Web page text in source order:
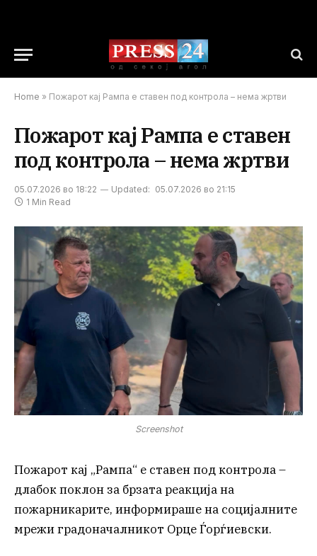
Home » Пожарот кај Рампа е ставен под контрола – нема жртви
Пожарот кај Рампа е ставен
под контрола – нема жртви
05.07.2026 во 18:22 Updated: 05.07.2026 во 21:15
1 Min Read
Screenshot
Пожарот кај „Рампа“ е ставен под контрола –
длабок поклон за брзата реакција на
пожарникарите, информираше на социјалните
мрежи градоначалникот Орце Ѓорѓиевски.